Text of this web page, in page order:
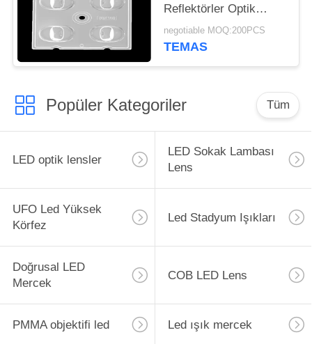
Reflektörler Optik
Çalışma Sıcaklığı 90
℃'nin Altında
negotiable MOQ:200PCS
TEMAS
Popüler Kategoriler Tüm
LED optik lensler
LED Sokak Lambası
Lens
UFO Led Yüksek
Körfez
Led Stadyum Işıkları
Doğrusal LED
Mercek
COB LED Lens
PMMA objektifi led Led ışık mercek